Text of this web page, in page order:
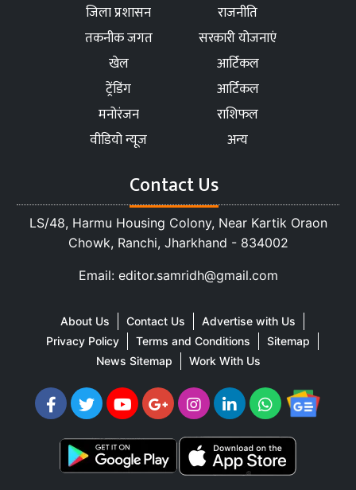
जिला प्रशासन
राजनीति
तकनीक जगत
सरकारी योजनाएं
खेल
आर्टिकल
ट्रेंडिंग
आर्टिकल
मनोरंजन
राशिफल
वीडियो न्यूज
अन्य
Contact Us
LS/48, Harmu Housing Colony, Near Kartik Oraon
Chowk, Ranchi, Jharkhand - 834002
Email: editor.samridh@gmail.com
About Us Contact Us
Advertise with Us
Privacy Policy
Terms and Conditions
Sitemap
News Sitemap
Work With Us